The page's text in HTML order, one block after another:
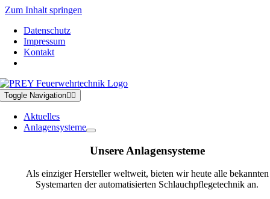
Zum Inhalt springen
Datenschutz
Impressum
Kontakt
Toggle Navigation
Aktuelles
Anlagensysteme
Unsere Anlagensysteme
Als einziger Hersteller weltweit, bieten wir heute alle bekannten
Systemarten der automatisierten Schlauchpflegetechnik an.